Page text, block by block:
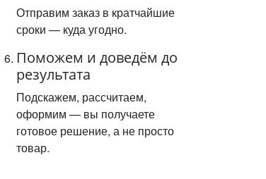
Отправим заказ в кратчайшие
сроки — куда угодно.
Поможем и доведём до
результата
Подскажем, рассчитаем,
оформим — вы получаете
готовое решение, а не просто
товар.